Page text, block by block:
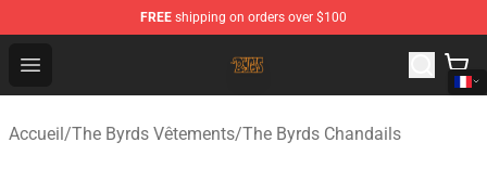
FREE shipping on orders over $100
Open menu
The Byrds Store - Official The Byrds Merchandise Shop
Accueil/The Byrds Vêtements/The Byrds Chandails